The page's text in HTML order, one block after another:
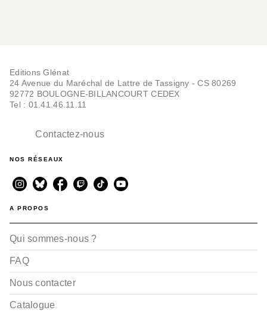
Editions Glénat
24 Avenue du Maréchal de Lattre de Tassigny - CS 80269
92772 BOULOGNE-BILLANCOURT CEDEX
Tel : 01.41.46.11.11
Contactez-nous
NOS RÉSEAUX
A PROPOS
Qui sommes-nous ?
FAQ
Nous contacter
Catalogue